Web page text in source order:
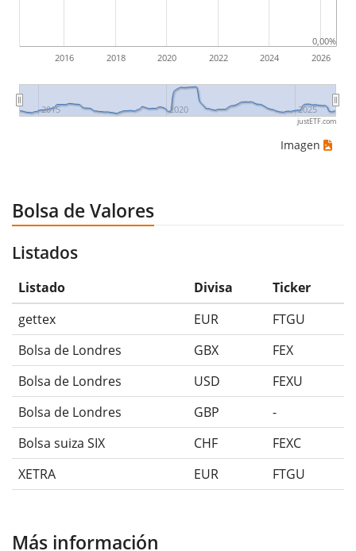
2016 2018 2020 2022 2024 2026
2015 2020 2025
0,00%
justETF.com
Imagen
Bolsa de Valores
Listados
Listado Divisa
Ticker
gettex
EUR
FTGU
Bolsa de Londres
GBX
FEX
Bolsa de Londres
USD
FEXU
Bolsa de Londres
GBP
-
Bolsa suiza SIX
CHF
FEXC
XETRA
EUR FTGU
Más información